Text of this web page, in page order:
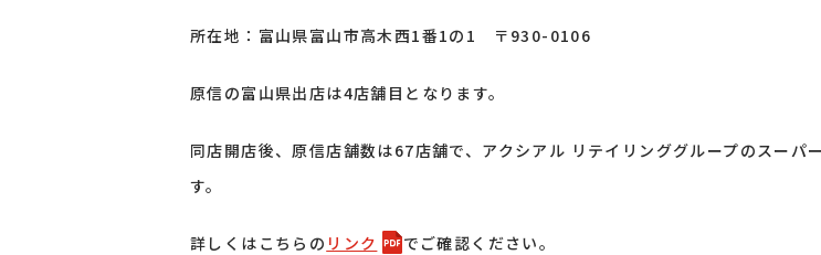
所在地：富山県富山市高木西1番1の1 〒930-0106
原信の富山県出店は4店舗目となります。
同店開店後、原信店舗数は67店舗で、アクシアル リテイリンググループのスー
す。
詳しくはこちらの リンク でご確認ください。